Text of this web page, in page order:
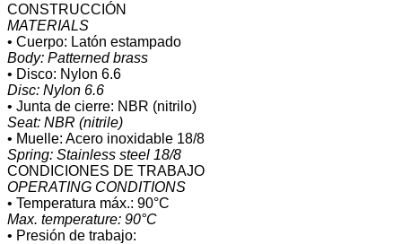
CONSTRUCCIÓN
MATERIALS
• Cuerpo: Latón estampado
Body: Patterned brass
• Disco: Nylon 6.6
Disc: Nylon 6.6
• Junta de cierre: NBR (nitrilo)
Seat: NBR (nitrile)
• Muelle: Acero inoxidable 18/8
Spring: Stainless steel 18/8
CONDICIONES DE TRABAJO
OPERATING CONDITIONS
• Temperatura máx.: 90°C
Max. temperature: 90°C
• Presión de trabajo: